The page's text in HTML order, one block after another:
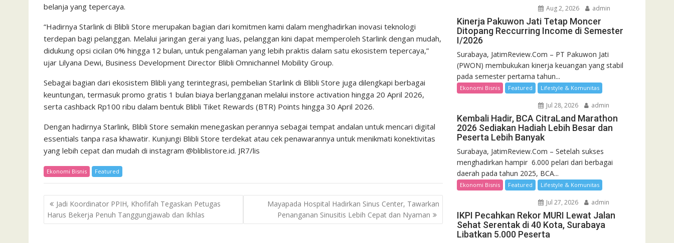
belanja yang tepercaya.
“Hadirnya Starlink di Blibli Store merupakan bagian dari komitmen kami dalam menghadirkan inovasi teknologi
terdepan bagi pelanggan. Melalui jaringan gerai yang luas, pelanggan kini dapat memperoleh Starlink dengan mudah,
didukung opsi cicilan 0% hingga 12 bulan, untuk pengalaman yang lebih praktis dalam satu ekosistem tepercaya,”
ujar Lilyana Dewi, Business Development Director Blibli Omnichannel Mobility Group.
Sebagai bagian dari ekosistem Blibli yang terintegrasi, pembelian Starlink di Blibli Store juga dilengkapi berbagai
keuntungan, termasuk promo gratis 1 bulan biaya berlangganan melalui instore activation hingga 20 April 2026,
serta cashback Rp100 ribu dalam bentuk Blibli Tiket Rewards (BTR) Points hingga 30 April 2026.
Dengan hadirnya Starlink, Blibli Store semakin menegaskan perannya sebagai tempat andalan untuk mencari digital
essentials tanpa rasa khawatir. Kunjungi Blibli Store terdekat atau cek penawarannya untuk menikmati konektivitas
yang lebih cepat dan mudah di instagram @bliblistore.id. JR7/lis
Ekonomi Bisnis Featured
Post
navigation
Jadi Koordinator PPIH, Khofifah Tegaskan Petugas
Harus Bekerja Penuh Tanggungjawab dan Ikhlas
Mayapada Hospital Hadirkan Sinus Center, Tawarkan
Penanganan Sinusitis Lebih Cepat dan Nyaman
Aug 2, 2026 admin
Kinerja Pakuwon Jati Tetap Moncer
Ditopang Reccurring Income di Semester
I/2026
Surabaya, JatimReview.Com – PT Pakuwon Jati
(PWON) membukukan kinerja keuangan yang stabil
pada semester pertama tahun...
Ekonomi Bisnis Featured Lifestyle & Komunitas
Jul 28, 2026 admin
Kembali Hadir, BCA CitraLand Marathon
2026 Sediakan Hadiah Lebih Besar dan
Peserta Lebih Banyak
Surabaya, JatimReview.Com – Setelah sukses
menghadirkan hampir 6.000 pelari dari berbagai
daerah pada tahun 2025, BCA...
Ekonomi Bisnis Featured Lifestyle & Komunitas
Jul 27, 2026 admin
IKPI Pecahkan Rekor MURI Lewat Jalan
Sehat Serentak di 40 Kota, Surabaya
Libatkan 5.000 Peserta